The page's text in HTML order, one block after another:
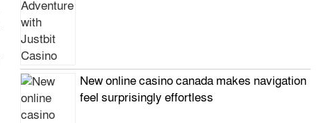
New online casino canada makes navigation
feel surprisingly effortless